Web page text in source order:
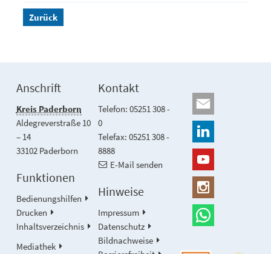
Zurück
Anschrift
Kreis Paderborn
Aldegreverstraße 10
– 14
33102 Paderborn
Kontakt
Telefon: 05251 308 -
0
Telefax: 05251 308 -
8888
E-Mail senden
Funktionen
Bedienungshilfen
Drucken
Inhaltsverzeichnis
Mediathek
Hinweise
Impressum
Datenschutz
Bildnachweise